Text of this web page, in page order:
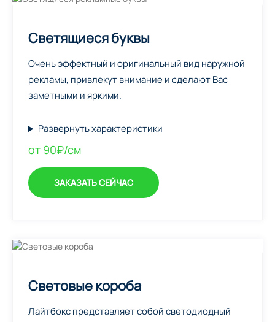
Светящиеся буквы
Очень эффектный и оригинальный вид наружной
рекламы, привлекут внимание и сделают Вас
заметными и яркими.
Развернуть характеристики
от 90₽/см
ЗАКАЗАТЬ СЕЙЧАС
Световые короба
Лайтбокс представляет собой светодиодный